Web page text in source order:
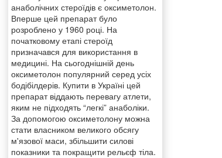
анаболічних стероїдів є оксиметолон.
Вперше цей препарат було
розроблено у 1960 році. На
початковому етапі стероїд
призначався для використання в
медицині. На сьогоднішній день
оксиметолон популярний серед усіх
бодібілдерів. Купити в Україні цей
препарат віддають перевагу атлети,
яким не підходять “легкі” анаболіки.
За допомогою оксиметолону можна
стати власником великого обсягу
м'язової маси, збільшити силові
показники та покращити рельєф тіла.